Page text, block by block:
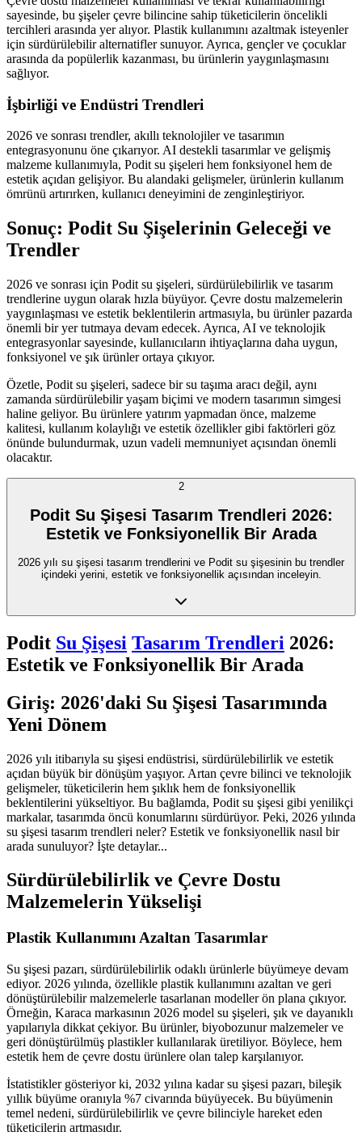
sayesinde, bu şişeler çevre bilincine sahip tüketicilerin öncelikli
tercihleri arasında yer alıyor. Plastik kullanımını azaltmak isteyenler
için sürdürülebilir alternatifler sunuyor. Ayrıca, gençler ve çocuklar
arasında da popülerlik kazanması, bu ürünlerin yaygınlaşmasını
sağlıyor.
İşbirliği ve Endüstri Trendleri
2026 ve sonrası trendler, akıllı teknolojiler ve tasarımın
entegrasyonunu öne çıkarıyor. AI destekli tasarımlar ve gelişmiş
malzeme kullanımıyla, Podit su şişeleri hem fonksiyonel hem de
estetik açıdan gelişiyor. Bu alandaki gelişmeler, ürünlerin kullanım
ömrünü artırırken, kullanıcı deneyimini de zenginleştiriyor.
Sonuç: Podit Su Şişelerinin Geleceği ve
Trendler
2026 ve sonrası için Podit su şişeleri, sürdürülebilirlik ve tasarım
trendlerine uygun olarak hızla büyüyor. Çevre dostu malzemelerin
yaygınlaşması ve estetik beklentilerin artmasıyla, bu ürünler pazarda
önemli bir yer tutmaya devam edecek. Ayrıca, AI ve teknolojik
entegrasyonlar sayesinde, kullanıcıların ihtiyaçlarına daha uygun,
fonksiyonel ve şık ürünler ortaya çıkıyor.
Özetle, Podit su şişeleri, sadece bir su taşıma aracı değil, aynı
zamanda sürdürülebilir yaşam biçimi ve modern tasarımın simgesi
haline geliyor. Bu ürünlere yatırım yapmadan önce, malzeme
kalitesi, kullanım kolaylığı ve estetik özellikler gibi faktörleri göz
önünde bulundurmak, uzun vadeli memnuniyet açısından önemli
olacaktır.
2
Podit Su Şişesi Tasarım Trendleri 2026:
Estetik ve Fonksiyonellik Bir Arada
2026 yılı su şişesi tasarım trendlerini ve Podit su şişesinin bu trendler
içindeki yerini, estetik ve fonksiyonellik açısından inceleyin.
Podit Su Şişesi Tasarım Trendleri 2026:
Estetik ve Fonksiyonellik Bir Arada
Giriş: 2026'daki Su Şişesi Tasarımında
Yeni Dönem
2026 yılı itibarıyla su şişesi endüstrisi, sürdürülebilirlik ve estetik
açıdan büyük bir dönüşüm yaşıyor. Artan çevre bilinci ve teknolojik
gelişmeler, tüketicilerin hem şıklık hem de fonksiyonellik
beklentilerini yükseltiyor. Bu bağlamda, Podit su şişesi gibi yenilikçi
markalar, tasarımda öncü konumlarını sürdürüyor. Peki, 2026 yılında
su şişesi tasarım trendleri neler? Estetik ve fonksiyonellik nasıl bir
arada sunuluyor? İşte detaylar...
Sürdürülebilirlik ve Çevre Dostu
Malzemelerin Yükselişi
Plastik Kullanımını Azaltan Tasarımlar
Su şişesi pazarı, sürdürülebilirlik odaklı ürünlerle büyümeye devam
ediyor. 2026 yılında, özellikle plastik kullanımını azaltan ve geri
dönüştürülebilir malzemelerle tasarlanan modeller ön plana çıkıyor.
Örneğin, Karaca markasının 2026 model su şişeleri, şık ve dayanıklı
yapılarıyla dikkat çekiyor. Bu ürünler, biyobozunur malzemeler ve
geri dönüştürülmüş plastikler kullanılarak üretiliyor. Böylece, hem
estetik hem de çevre dostu ürünlere olan talep karşılanıyor.
İstatistikler gösteriyor ki, 2032 yılına kadar su şişesi pazarı, bileşik
yıllık büyüme oranıyla %7 civarında büyüyecek. Bu büyümenin
temel nedeni, sürdürülebilirlik ve çevre bilinciyle hareket eden
tüketicilerin artmasıdır.